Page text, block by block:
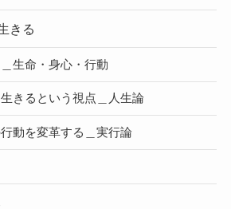
きる
生命・身心・行動
きるという視点＿人生論
動を変革する＿実行論